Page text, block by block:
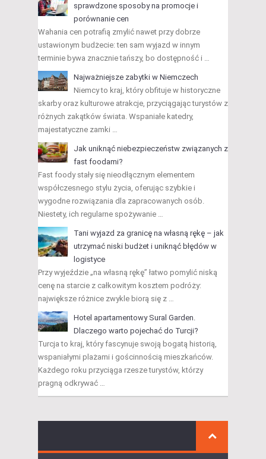
sprawdzone sposoby na promocje i
porównanie cen
Wahania cen potrafią zmylić nawet przy dobrze
ustawionym budżecie: ten sam wyjazd w innym
terminie bywa znacznie tańszy, bo dostępność i …
Najważniejsze zabytki w Niemczech
Niemcy to kraj, który obfituje w historyczne
skarby oraz kulturowe atrakcje, przyciągając turystów z
różnych zakątków świata. Wspaniałe katedry,
majestatyczne zamki …
Jak uniknąć niebezpieczeństw związanych z
fast foodami?
Fast foody stały się nieodłącznym elementem
współczesnego stylu życia, oferując szybkie i
wygodne rozwiązania dla zapracowanych osób.
Niestety, ich regularne spożywanie …
Tani wyjazd za granicę na własną rękę – jak
utrzymać niski budżet i uniknąć błędów w
logistyce
Przy wyjeździe „na własną rękę” łatwo pomylić niską
cenę na starcie z całkowitym kosztem podróży:
największe różnice zwykle biorą się z …
Hotel apartamentowy Sural Garden.
Dlaczego warto pojechać do Turcji?
Turcja to kraj, który fascynuje swoją bogatą historią,
wspaniałymi plażami i gościnnością mieszkańców.
Każdego roku przyciąga rzesze turystów, którzy
pragną odkrywać …